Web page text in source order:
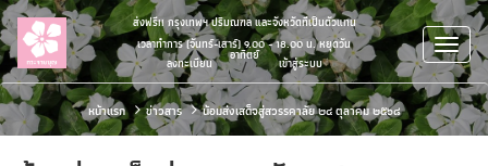
ส่งฟรี!! กรุงเทพฯ ปริมณฑล และจังหวัดที่เป็นตัวแทน
เวลาทำการ (จันทร์-เสาร์) 9.00 - 18.00 น. หยุดวัน
อาทิตย์
ลงทะเบียน / เข้าสู่ระบบ
หน้าแรก ข่าวสาร น้อมส่งเสด็จสู่สวรรคาลัย ๒๔ ตุลาคม ๒๕๖๘